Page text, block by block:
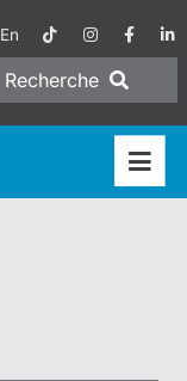
En
Recherche